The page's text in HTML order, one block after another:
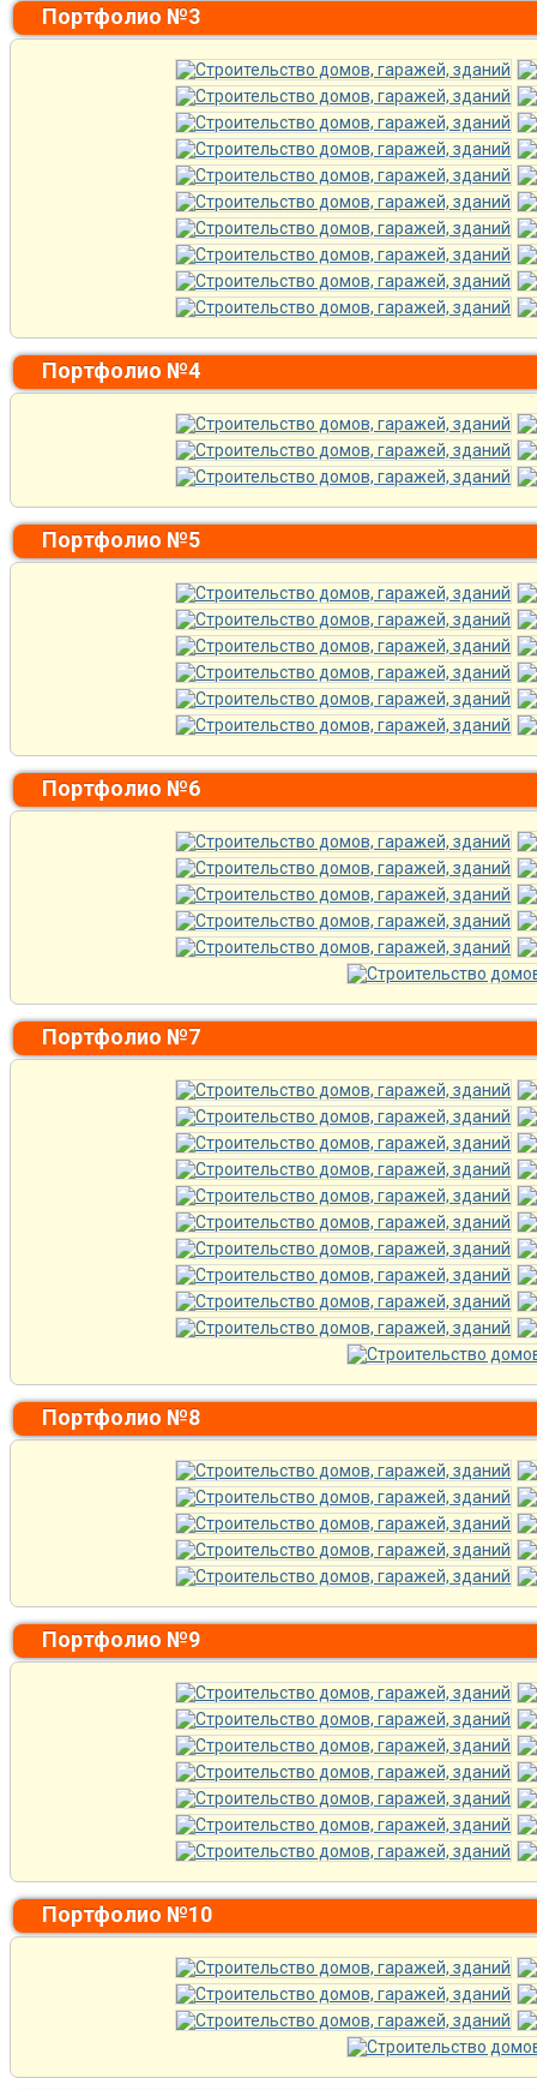
Портфолио №3
Портфолио №4
Портфолио №5
Портфолио №6
Портфолио №7
Портфолио №8
Портфолио №9
Портфолио №10